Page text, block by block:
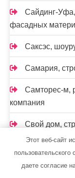
Сайдинг-
фасадных
Саксэс,
Самария,
Самторес-м,
компания
Свой дом,
Сиб Мастер,
Сибирь,
Этот веб-сайт
даете согласие